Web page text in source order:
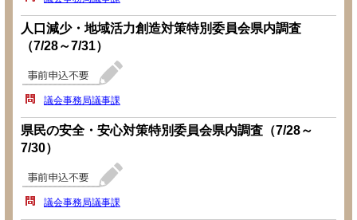
人口減少・地域活力創造対策特別委員会県内調査
（7/28～7/31）
議会事務局議事課
県民の安全・安心対策特別委員会県内調査（7/28～
7/30）
議会事務局議事課